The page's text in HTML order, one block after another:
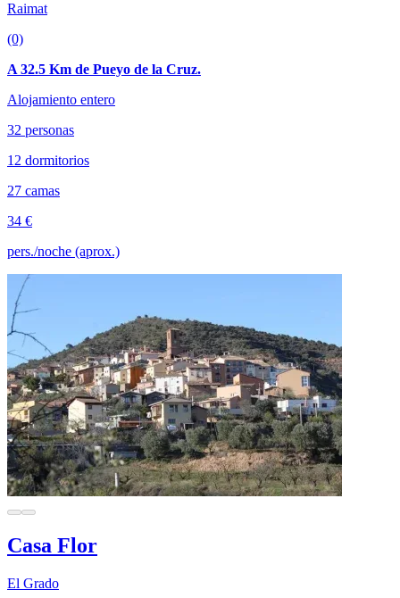
Raimat
(0)
A 32.5 Km de Pueyo de la Cruz.
Alojamiento entero
32 personas
12 dormitorios
27 camas
34 €
pers./noche (aprox.)
Casa Flor
El Grado